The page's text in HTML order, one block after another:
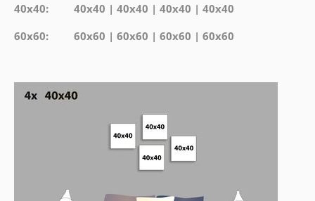
40x40: 40x40 | 40x40 | 40x40 | 40x40
60x60: 60x60 | 60x60 | 60x60 | 60x60